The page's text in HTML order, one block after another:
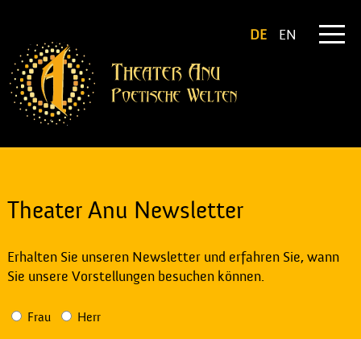
DE EN
Theater Anu Newsletter
Erhalten Sie unseren Newsletter und erfahren Sie, wann
Sie unsere Vorstellungen besuchen können.
Frau Herr